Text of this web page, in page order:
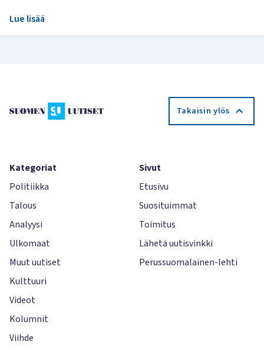
Lue lisää
Takaisin ylös
Kategoriat
Politiikka
Talous
Analyysi
Ulkomaat
Muut uutiset
Kulttuuri
Videot
Kolumnit
Viihde
Sivut
Etusivu
Suosituimmat
Toimitus
Lähetä uutisvinkki
Perussuomalainen-lehti